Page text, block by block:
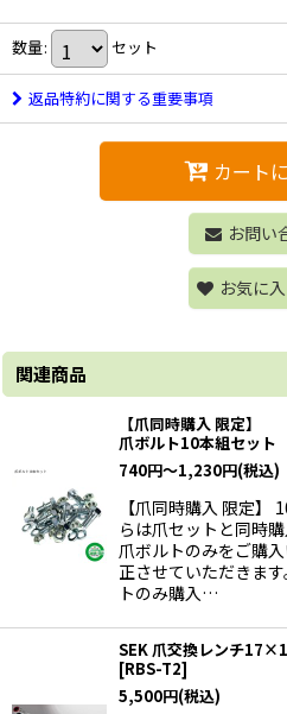
数量: セット
返品特約に関する重要事項
カート
お問い
お気に
関連商品
【爪同時購入 限定】
爪ボルト10本組セッ
740円～1,230円(税込)
【爪同時購入 限定】
らは爪セットと同時
爪ボルトのみをご購
正させていただきま
トのみ購入…
SEK 爪交換レンチ
[RBS-T2]
5,500円(税込)